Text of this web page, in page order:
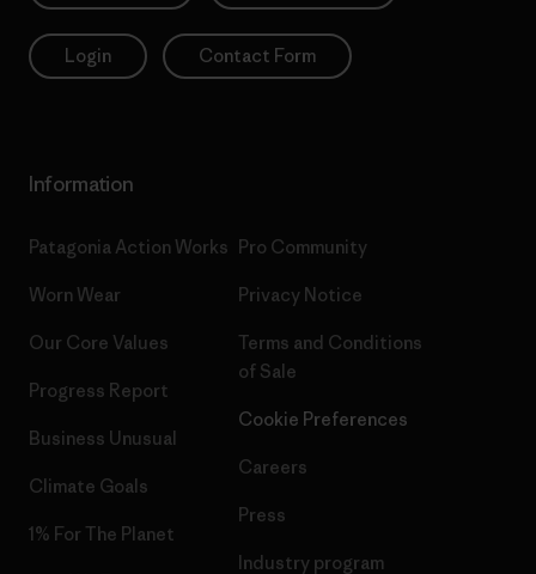
Login Contact Form
Information
Patagonia Action Works
Worn Wear
Our Core Values
Progress Report
Business Unusual
Climate Goals
1% For The Planet
Pro Community
Privacy Notice
Terms and Conditions
of Sale
Cookie Preferences
Careers
Press
Industry program